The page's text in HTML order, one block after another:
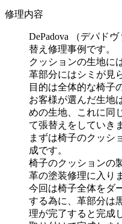
修理内容
DePadova （デパド
替え修理事例です。
クッションの生地に
革部分にはシミが見
目的は全体的な椅子
お客様が選んだ生地
めの生地、これに同
て張替えをしていき
まずは椅子のクッシ
成です。
椅子のクッションの
革の塗装修理に入り
今回は椅子全体をダ
する為に、革部分は
理が完了すると完成